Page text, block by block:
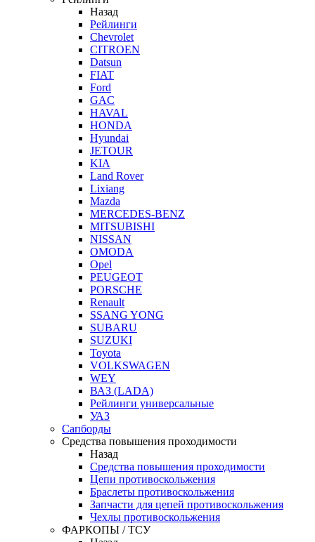
Назад
Рейлинги
Chevrolet
CITROEN
Datsun
FIAT
Ford
GAC
HAVAL
HONDA
Hyundai
JETOUR
KIA
Land Rover
Lixiang
Mazda
MERCEDES-BENZ
MITSUBISHI
NISSAN
OMODA
Opel
PEUGEOT
PORSCHE
Renault
SSANG YONG
SUBARU
SUZUKI
Toyota
VOLKSWAGEN
WEY
ВАЗ (LADA)
Рейлинги универсальные
УАЗ
Сапборды
Средства повышения проходимости
Назад
Средства повышения проходимости
Цепи противоскольжения
Браслеты противоскольжения
Запчасти для цепей противоскольжения
Чехлы противоскольжения
ФАРКОПЫ / ТСУ